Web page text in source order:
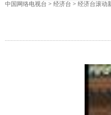
中国网络电视台 > 经济台 > 经济台滚动